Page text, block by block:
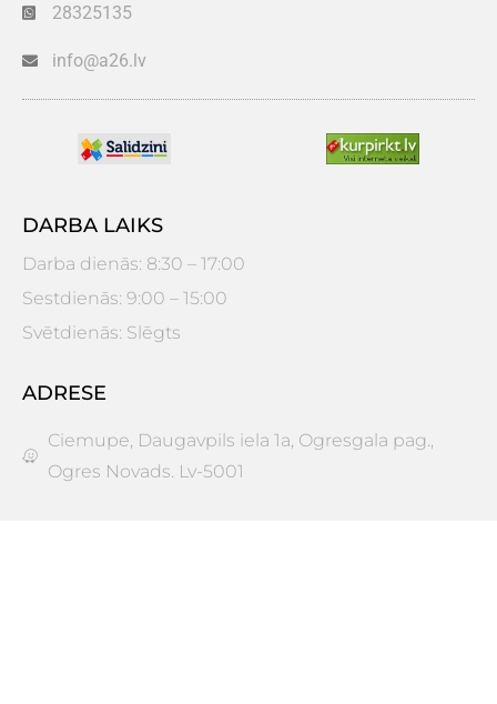
28325135
info@a26.lv
DARBA LAIKS
Darba dienās: 8:30 – 17:00
Sestdienās: 9:00 – 15:00
Svētdienās: Slēgts
ADRESE
Ciemupe, Daugavpils iela 1a, Ogresgala pag.,
Ogres Novads. Lv-5001